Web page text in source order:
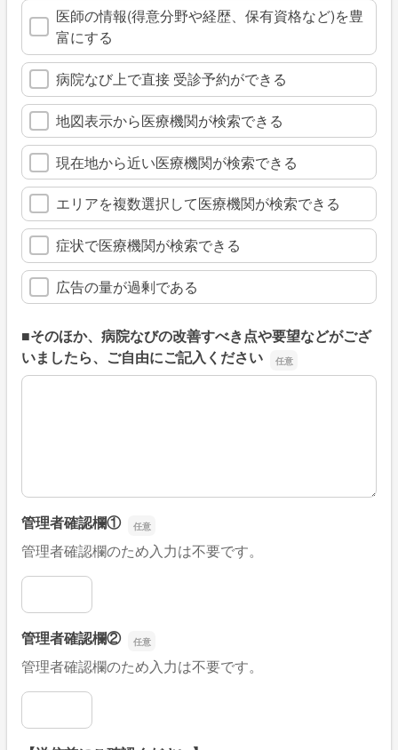
医師の情報(得意分野や経歴、保有資格など)を豊
富にする
病院なび上で直接 受診予約ができる
地図表示から医療機関が検索できる
現在地から近い医療機関が検索できる
エリアを複数選択して医療機関が検索できる
症状で医療機関が検索できる
広告の量が過剰である
■そのほか、病院なびの改善すべき点や要望などがござ
いましたら、ご自由にご記入ください
■そのほか、病院なびの改善すべき点や要望などがござい
管理者確認欄①
管理者確認欄のため入力は不要です。
管理者確認欄①
管理者確認欄②
管理者確認欄のため入力は不要です。
管理者確認欄②